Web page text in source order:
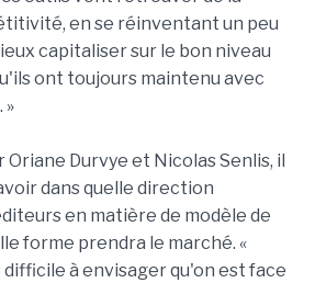
en se réinventant un peu
capitaliser sur le bon niveau
ont toujours maintenu avec
»
Durvye et Nicolas Senlis, il
dans quelle direction
en matière de modèle de
forme prendra le marché. «
à envisager qu'on est face